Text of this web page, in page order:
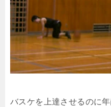
バスケを上達させるのに